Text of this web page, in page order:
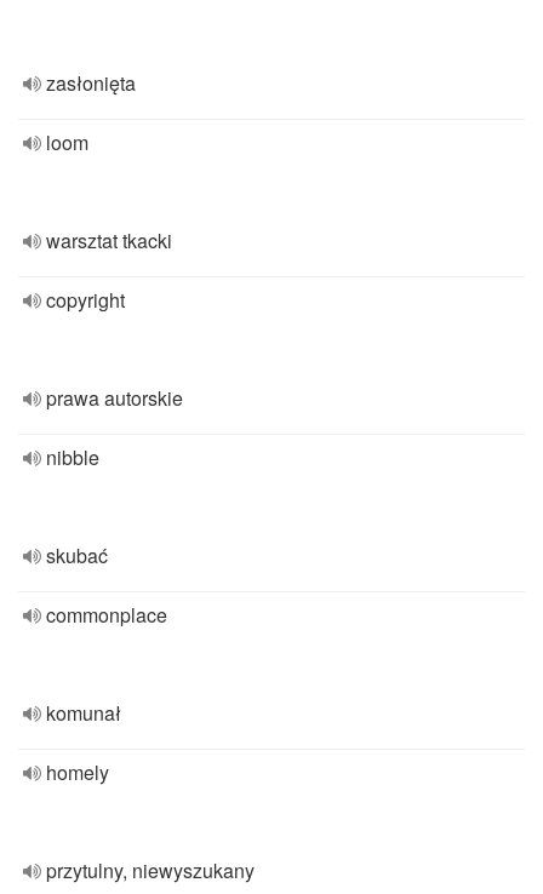
zasłonięta
loom
warsztat tkacki
copyright
prawa autorskie
nibble
skubać
commonplace
komunał
homely
przytulny, niewyszukany